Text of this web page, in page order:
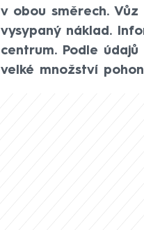
v obou směrech.
vysypaný náklad.
centrum. Podle
velké množství